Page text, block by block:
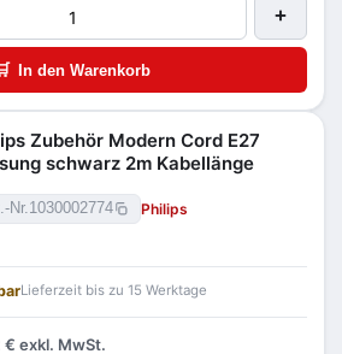
+
In den Warenkorb
Zubehör Modern Cord E27
schwarz 2m Kabellänge
Nr.1030002774 Philips
Lieferzeit bis zu 15 Werktage
€ exkl. MwSt.